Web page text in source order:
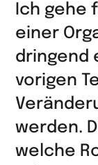
Ich gehe
einer
dringend
vorigen
werden.
welche